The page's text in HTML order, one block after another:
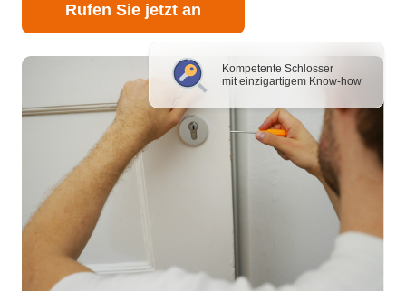
Kompetente Schlosser
mit einzigartigem Know-how
Rufen Sie jetzt an